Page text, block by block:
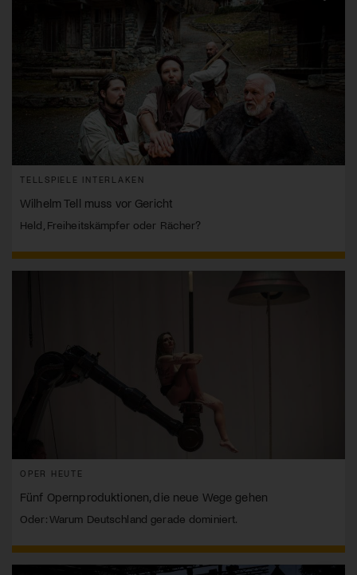
TELLSPIELE INTERLAKEN
Wilhelm Tell muss vor Gericht
Held, Freiheitskämpfer oder Rächer?
OPER HEUTE
Fünf Opernproduktionen, die neue Wege gehen
Oder: Warum Deutschland gerade dominiert.